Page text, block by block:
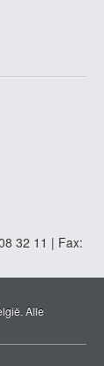
32 11 | Fax:
Alle